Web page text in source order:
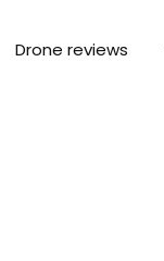
Drone reviews